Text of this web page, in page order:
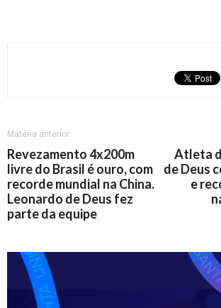
Matéria anterior
Revezamento 4x200m
livre do Brasil é ouro, com
recorde mundial na China.
Leonardo de Deus fez
parte da equipe
Atleta
de Deus
e